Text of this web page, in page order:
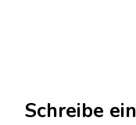
Schreibe